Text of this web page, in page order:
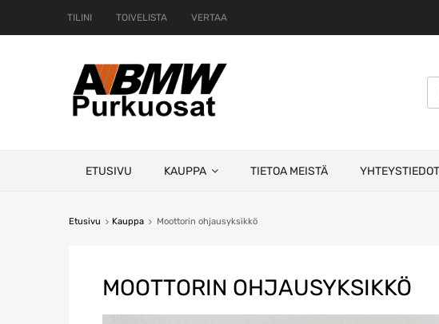
TILINI TOIVELISTA VERTAA
ETUSIVU KAUPPA TIETOA MEISTÄ YHTEYSTIEDOT
Etusivu Kauppa Moottorin ohjausyksikkö
MOOTTORIN OHJAUSYKSIKKÖ